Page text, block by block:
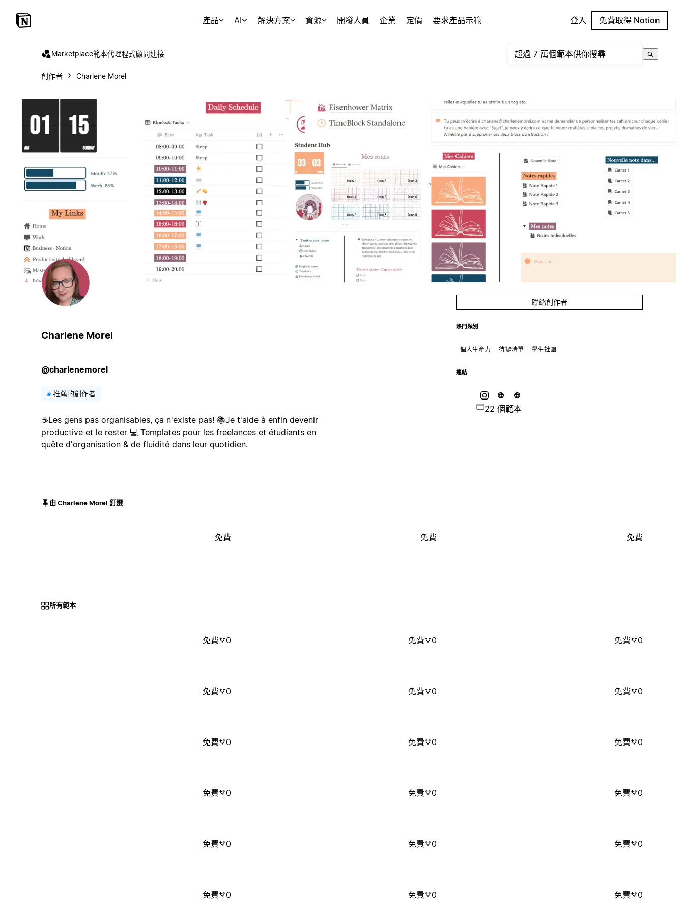
產品 AI 解決方案 資源 開發人員 企業 定價 要求產品示範 登入 免費取得 Notion
Marketplace範本代理程式顧問連接
創作者 Charlene Morel
Charlene Morel
@charlenemorel
推薦的創作者
☕Les gens pas organisables, ça n'existe pas! 📚Je t'aide à enfin devenir
productive et le rester 💻 Templates pour les freelances et étudiants en
quête d'organisation & de fluidité dans leur quotidien.
聯絡創作者
熱門類別
個人生產力 待辦清單 學生社團
連結
22 個範本
由 Charlene Morel 釘選
免費 免費 免費
所有範本
免費 0 免費 0 免費 0
免費 0 免費 0 免費 0
免費 0 免費 0 免費 0
免費 0 免費 0 免費 0
免費 0 免費 0 免費 0
免費 0 免費 0 免費 0